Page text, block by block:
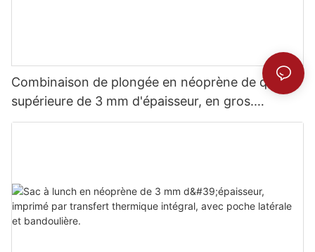
Combinaison de plongée en néoprène de qualité
supérieure de 3 mm d'épaisseur, en gros.
Confort inégalé.